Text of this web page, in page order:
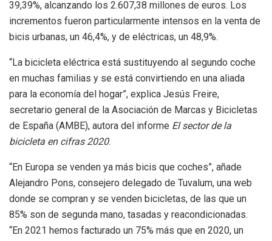
39,39%, alcanzando los 2.607,38 millones de euros. Los
incrementos fueron particularmente intensos en la venta de
bicis urbanas, un 46,4%, y de eléctricas, un 48,9%.
“La bicicleta eléctrica está sustituyendo al segundo coche
en muchas familias y se está convirtiendo en una aliada
para la economía del hogar”, explica Jesús Freire,
secretario general de la Asociación de Marcas y Bicicletas
de España (AMBE), autora del informe El sector de la
bicicleta en cifras 2020.
“En Europa se venden ya más bicis que coches”, añade
Alejandro Pons, consejero delegado de Tuvalum, una web
donde se compran y se venden bicicletas, de las que un
85% son de segunda mano, tasadas y reacondicionadas.
“En 2021 hemos facturado un 75% más que en 2020, un